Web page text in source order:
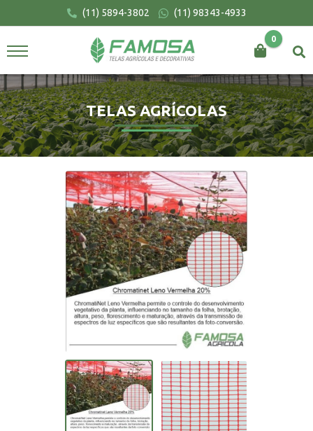
(11) 5894-3802 (11) 98343-4933
0
BUSCAR
TELAS AGRÍCOLAS